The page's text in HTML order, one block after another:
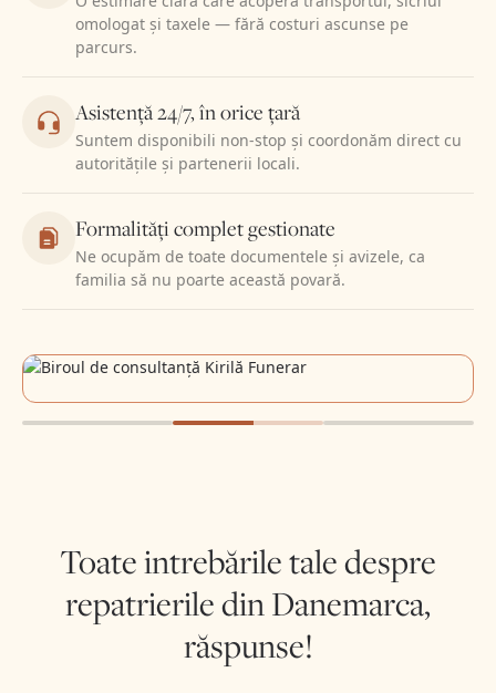
omologat și taxele — fără costuri ascunse pe
parcurs.
Asistență 24/7, în orice țară
Suntem disponibili non-stop și coordonăm direct cu
autoritățile și partenerii locali.
Formalități complet gestionate
Ne ocupăm de toate documentele și avizele, ca
familia să nu poarte această povară.
Toate intrebările tale despre
repatrierile din Danemarca,
răspunse!